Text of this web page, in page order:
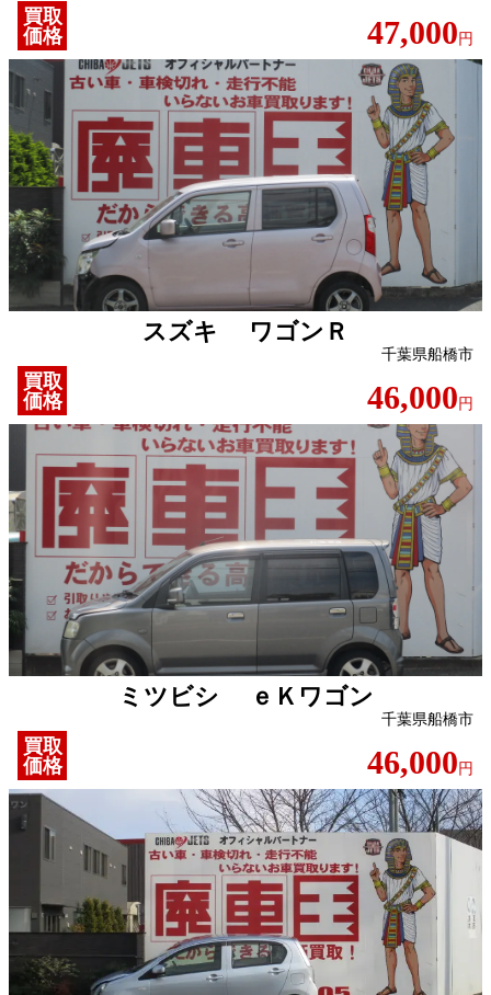
買取
価格
47,000 円
スズキ ワゴンＲ
千葉県船橋市
買取
価格
46,000 円
ミツビシ ｅＫワゴン
千葉県船橋市
買取
価格
46,000 円